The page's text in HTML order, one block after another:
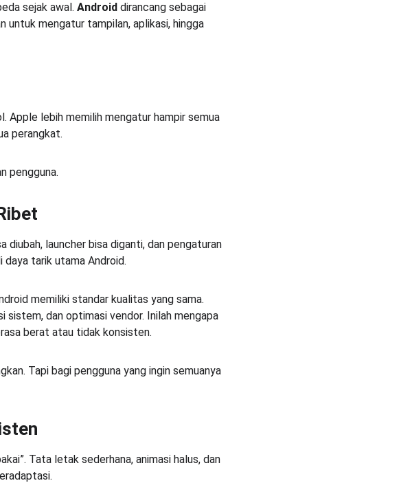
sejak awal. Android dirancang sebagai
untuk mengatur tampilan, aplikasi, hingga
lebih memilih mengatur hampir semua
perangkat.
pengguna.
diubah, launcher bisa diganti, dan pengaturan
daya tarik utama Android.
memiliki standar kualitas yang sama.
sistem, dan optimasi vendor. Inilah mengapa
berat atau tidak konsisten.
Tapi bagi pengguna yang ingin semuanya
Tata letak sederhana, animasi halus, dan